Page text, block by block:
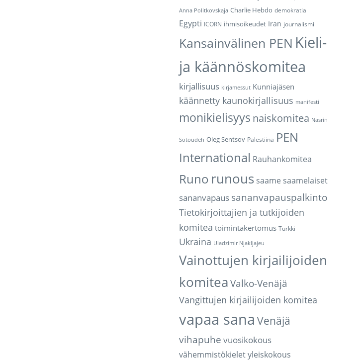
Anna Politkovskaja Charlie Hebdo demokratia
Egypti ICORN ihmisoikeudet Iran journalismi
Kansainvälinen PEN Kieli-
ja käännöskomitea
kirjallisuus kirjamessut Kunniajäsen
käännetty kaunokirjallisuus manifesti
monikielisyys naiskomitea Nasrin
Sotoudeh Oleg Sentsov Palestiina PEN
International Rauhankomitea
Runo runous saame saamelaiset
sananvapaus sananvapauspalkinto
Tietokirjoittajien ja tutkijoiden
komitea toimintakertomus Turkki
Ukraina Uladzimir Njakljajeu
Vainottujen kirjailijoiden
komitea Valko-Venäjä
Vangittujen kirjailijoiden komitea
vapaa sana Venäjä
vihapuhe vuosikokous
vähemmistökieletyleiskokous